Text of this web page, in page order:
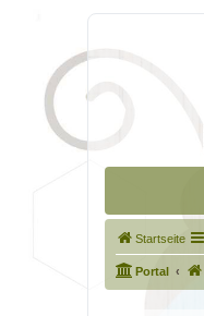
Startseite
Portal